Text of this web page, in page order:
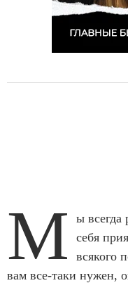
М
ы всегда
себя
всякого
вам все-таки нужен,